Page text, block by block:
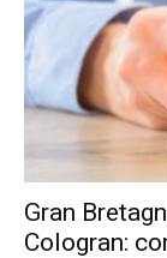
Gran
Cologran: